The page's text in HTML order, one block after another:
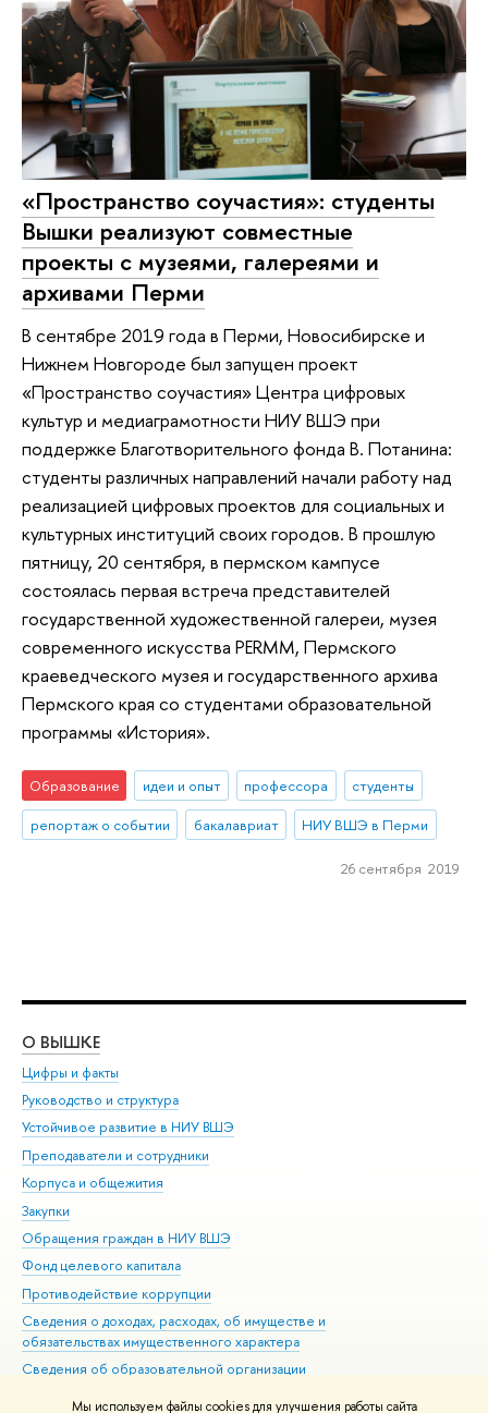
Мы используем файлы cookies для улучшения работы сайта
«Пространство соучастия»: студенты
Вышки реализуют совместные
проекты с музеями, галереями и
архивами Перми
В сентябре 2019 года в Перми, Новосибирске и
Нижнем Новгороде был запущен проект
«Пространство соучастия» Центра цифровых
культур и медиаграмотности НИУ ВШЭ при
поддержке Благотворительного фонда В. Потанина:
студенты различных направлений начали работу над
реализацией цифровых проектов для социальных и
культурных институций своих городов. В прошлую
пятницу, 20 сентября, в пермском кампусе
состоялась первая встреча представителей
государственной художественной галереи, музея
современного искусства PERMM, Пермского
краеведческого музея и государственного архива
Пермского края со студентами образовательной
программы «История».
Образование идеи и опыт профессора
студенты
репортаж о событии
бакалавриат НИУ ВШЭ в Перми
26 сентября 2019
О ВЫШКЕ
Цифры и факты
Руководство и структура
Устойчивое развитие в НИУ ВШЭ
Преподаватели и сотрудники
Корпуса и общежития
Закупки
Обращения граждан в НИУ ВШЭ
Фонд целевого капитала
Противодействие коррупции
Сведения о доходах, расходах, об имуществе и
обязательствах имущественного характера
Сведения об образовательной организации
Людям с ограниченными возможностями здоровья